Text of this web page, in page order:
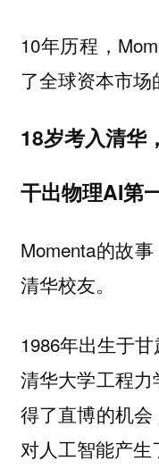
10年历程，
了全球资本市场
18岁考入清华
干出物理AI第
Momenta的故
清华校友。
1986年出生于
清华大学工程
得了直博的机
对人工智能产生